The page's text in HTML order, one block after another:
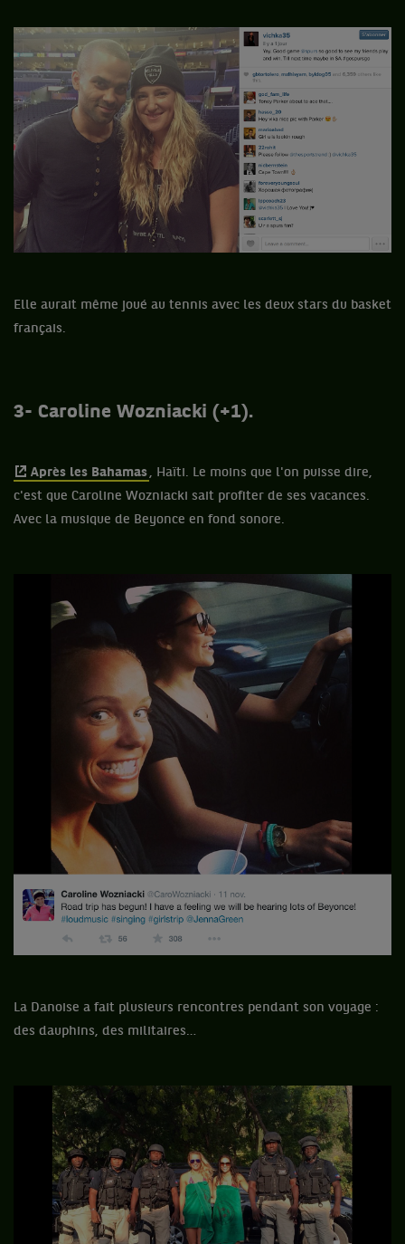
Elle aurait même joué au tennis avec les deux stars du basket
français.
3- Caroline Wozniacki (+1).
Après les Bahamas, Haïti. Le moins que l'on puisse dire,
c'est que Caroline Wozniacki sait profiter de ses vacances.
Avec la musique de Beyonce en fond sonore.
La Danoise a fait plusieurs rencontres pendant son voyage :
des dauphins, des militaires…